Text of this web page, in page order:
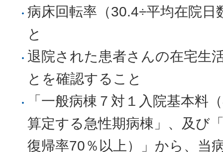
病床回転率（30.4÷平均在院
と
退院された患者さんの在宅生
とを確認すること
「一般病棟７対１入院基本料
算定する急性期病棟」、及び
復帰率70％以上）」から、当